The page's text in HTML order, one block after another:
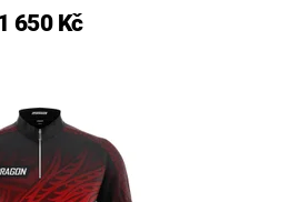
650 Kč